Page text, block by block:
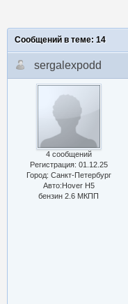
Сообщений в теме: 14
sergalexpodd
4 сообщений
Регистрация: 01.12.25
Город: Санкт-Петербург
Авто:Hover H5
бензин 2.6 МКПП